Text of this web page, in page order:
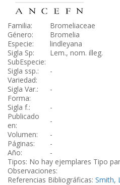
Familia:
Bromeliaceae
Género:
Bromelia
Especie:
lindleyana
Sigla Sp:
Lem., nom. illeg.
SubEspecie:
Sigla ssp.:
-
Variedad:
Sigla Var.:
-
Forma:
Sigla f.:
-
Publicado
en:
-
Volumen:
-
Páginas:
-
Año:
-
Tipos: No hay ejemplares Tipo
Observaciones:
Referencias Bibliográficas: Smith,